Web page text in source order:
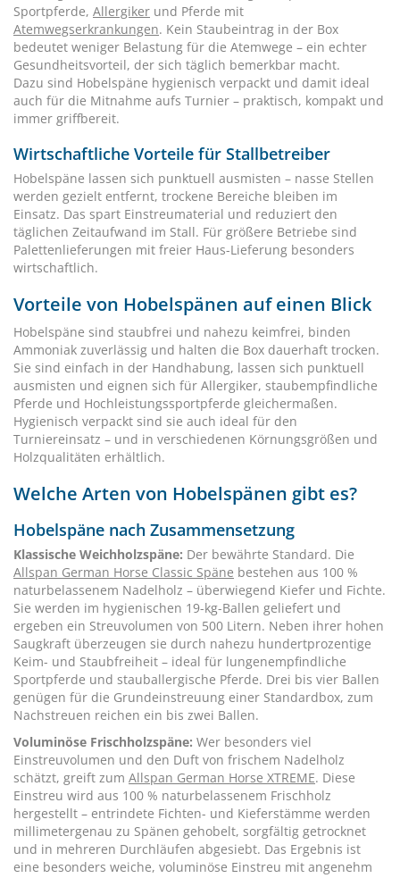
Sportpferde, Allergiker und Pferde mit
Atemwegserkrankungen. Kein Staubeintrag in der Box
bedeutet weniger Belastung für die Atemwege – ein echter
Gesundheitsvorteil, der sich täglich bemerkbar macht.
Dazu sind Hobelspäne hygienisch verpackt und damit ideal
auch für die Mitnahme aufs Turnier – praktisch, kompakt und
immer griffbereit.
Wirtschaftliche Vorteile für Stallbetreiber
Hobelspäne lassen sich punktuell ausmisten – nasse Stellen
werden gezielt entfernt, trockene Bereiche bleiben im
Einsatz. Das spart Einstreumaterial und reduziert den
täglichen Zeitaufwand im Stall. Für größere Betriebe sind
Palettenlieferungen mit freier Haus-Lieferung besonders
wirtschaftlich.
Vorteile von Hobelspänen auf einen Blick
Hobelspäne sind staubfrei und nahezu keimfrei, binden
Ammoniak zuverlässig und halten die Box dauerhaft trocken.
Sie sind einfach in der Handhabung, lassen sich punktuell
ausmisten und eignen sich für Allergiker, staubempfindliche
Pferde und Hochleistungssportpferde gleichermaßen.
Hygienisch verpackt sind sie auch ideal für den
Turniereinsatz – und in verschiedenen Körnungsgrößen und
Holzqualitäten erhältlich.
Welche Arten von Hobelspänen gibt es?
Hobelspäne nach Zusammensetzung
Klassische Weichholzspäne: Der bewährte Standard. Die
Allspan German Horse Classic Späne bestehen aus 100 %
naturbelassenem Nadelholz – überwiegend Kiefer und Fichte.
Sie werden im hygienischen 19-kg-Ballen geliefert und
ergeben ein Streuvolumen von 500 Litern. Neben ihrer hohen
Saugkraft überzeugen sie durch nahezu hundertprozentige
Keim- und Staubfreiheit – ideal für lungenempfindliche
Sportpferde und stauballergische Pferde. Drei bis vier Ballen
genügen für die Grundeinstreuung einer Standardbox, zum
Nachstreuen reichen ein bis zwei Ballen.
Voluminöse Frischholzspäne: Wer besonders viel
Einstreuvolumen und den Duft von frischem Nadelholz
schätzt, greift zum Allspan German Horse XTREME. Diese
Einstreu wird aus 100 % naturbelassenem Frischholz
hergestellt – entrindete Fichten- und Kieferstämme werden
millimetergenau zu Spänen gehobelt, sorgfältig getrocknet
und in mehreren Durchläufen abgesiebt. Das Ergebnis ist
eine besonders weiche, voluminöse Einstreu mit angenehm